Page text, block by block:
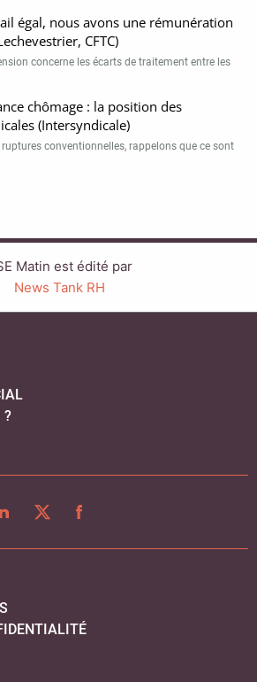
égal, nous avons une rémunération
CFTC)
concerne les écarts de traitement entre les
chômage : la position des
(Intersyndicale)
conventionnelles, rappelons que ce sont
Matin est édité par
News Tank RH
?
TWITTERFACEBOOK